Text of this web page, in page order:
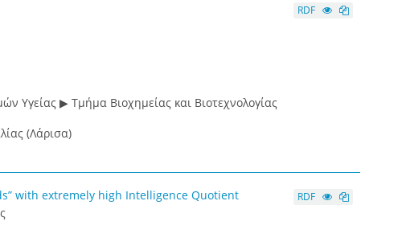
Υγείας ▶ Τμήμα Βιοχημείας και Βιοτεχνολογίας
(Λάρισα)
RDF
with extremely high Intelligence Quotient
RDF